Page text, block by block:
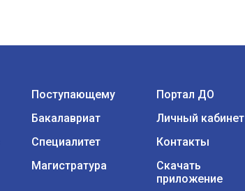
Поступающему
Бакалавриат
Специалитет
Магистратура
Портал ДО
Личный кабинет
Контакты
Скачать
приложение